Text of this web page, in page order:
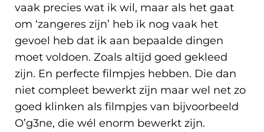
vaak precies wat ik wil, maar als het gaat
om ‘zangeres zijn’ heb ik nog vaak het
gevoel heb dat ik aan bepaalde dingen
moet voldoen. Zoals altijd goed gekleed
zijn. En perfecte filmpjes hebben. Die dan
niet compleet bewerkt zijn maar wel net zo
goed klinken als filmpjes van bijvoorbeeld
O’g3ne, die wél enorm bewerkt zijn.